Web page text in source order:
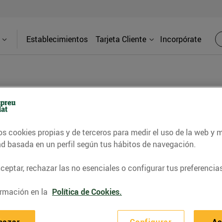
Establecimientos Tarjeta Cliente Incorpórate
recetas, consejos nutricionales, información
cookies propias y de terceros para medir el uso de la web y
basada en un perfil según tus hábitos de navegación.
rechazar las no esenciales o configurar tus
en la Política de Cookies.